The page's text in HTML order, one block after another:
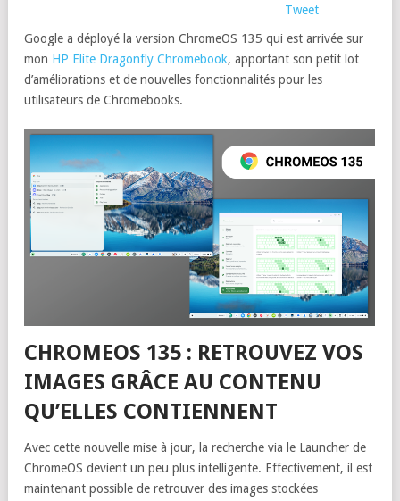
Tweet
Google a déployé la version ChromeOS 135 qui est arrivée sur
mon HP Elite Dragonfly Chromebook, apportant son petit lot
d’améliorations et de nouvelles fonctionnalités pour les
utilisateurs de Chromebooks.
CHROMEOS 135 : RETROUVEZ VOS
IMAGES GRÂCE AU CONTENU
QU’ELLES CONTIENNENT
Avec cette nouvelle mise à jour, la recherche via le Launcher de
ChromeOS devient un peu plus intelligente. Effectivement, il est
maintenant possible de retrouver des images stockées